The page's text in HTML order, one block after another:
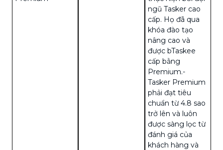
ngũ Tasker cao
cấp. Họ đã qua
khóa đào tạo
nâng cao và
được bTaskee
cấp bằng
Premium.-
Tasker Premium
phải đạt tiêu
chuẩn từ 4.8 sao
trở lên và luôn
được sàng lọc từ
đánh giá của
khách hàng và